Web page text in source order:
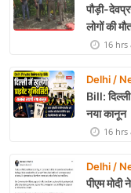
पौड़ी-
लोगों की
16 hrs
Delhi /
Bill:
नया कानून
16 hrs
Delhi /
पीएम मोदी